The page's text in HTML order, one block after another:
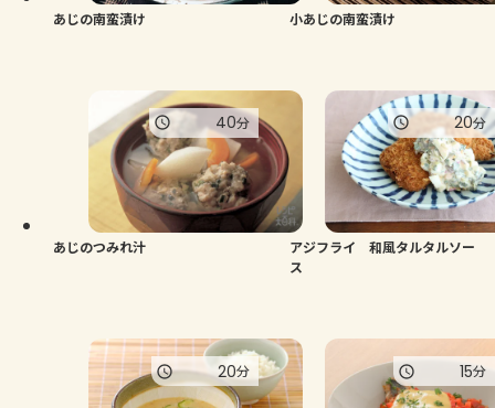
あじの南蛮漬け 小あじの南蛮漬け
あじのつみれ汁
40分
アジフライ 和風タルタルソー
ス
20分
20分 15分